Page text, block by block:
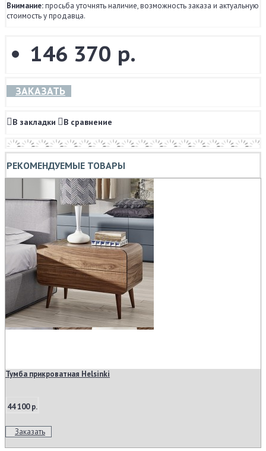
Внимание:просьба уточнять наличие, возможность заказа и актуальную
стоимость у продавца.
146 370 р.
ЗАКАЗАТЬ
В закладки В сравнение
РЕКОМЕНДУЕМЫЕ ТОВАРЫ
Тумба прикроватная Helsinki
44 100 р.
Заказать